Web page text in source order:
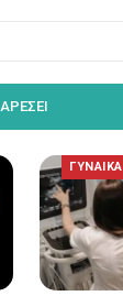
ΓΥΝΑΙΚΑ